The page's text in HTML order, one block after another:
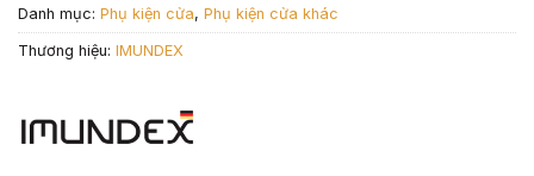
Danh mục: Phụ kiện cửa, Phụ kiện cửa khác
Thương hiệu: IMUNDEX